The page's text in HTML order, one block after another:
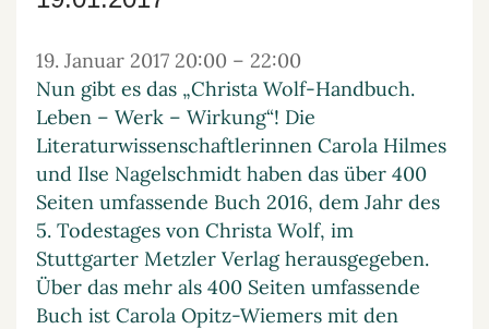
19. Januar 2017 20:00 – 22:00
Nun gibt es das „Christa Wolf-Handbuch.
Leben – Werk – Wirkung“! Die
Literaturwissenschaftlerinnen Carola Hilmes
und Ilse Nagelschmidt haben das über 400
Seiten umfassende Buch 2016, dem Jahr des
5. Todestages von Christa Wolf, im
Stuttgarter Metzler Verlag herausgegeben.
Über das mehr als 400 Seiten umfassende
Buch ist Carola Opitz-Wiemers mit den